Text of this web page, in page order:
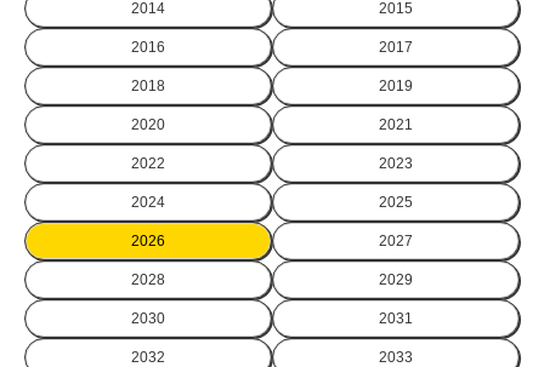
2014 2015
2016 2017
2018 2019
2020 2021
2022 2023
2024 2025
2026 2027
2028 2029
2030 2031
2032 2033